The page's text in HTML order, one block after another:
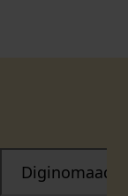
Diginomaad